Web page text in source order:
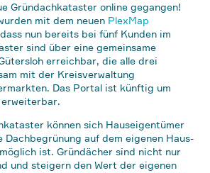
Gründachkataster online gegangen!
mit dem neuen PlexMap
nun bereits bei fünf Kunden im
sind über eine gemeinsame
erreichbar, die alle drei
mit der Kreisverwaltung
Das Portal ist künftig um
erweiterbar.
können sich Hauseigentümer
Dachbegrünung auf dem eigenen Haus-
ist. Gründächer sind nicht nur
und steigern den Wert der eigenen